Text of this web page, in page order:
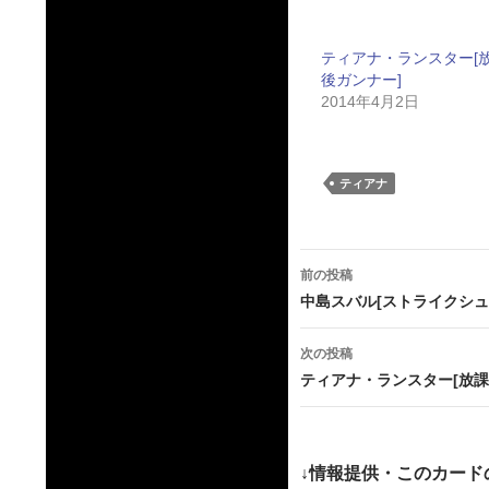
ティアナ・ランスター[
後ガンナー]
2014年4月2日
ティアナ
投
稿
ナ
ビ
ー
前の投稿
中島スバル[ストライクシ
次の投稿
ティアナ・ランスター[放
↓情報提供・このカー